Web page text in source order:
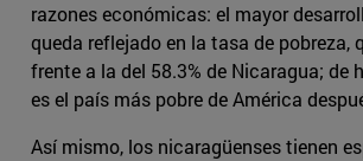
razones económicas: el mayor
queda reflejado en la tasa de pobreza,
frente a la del 58.3% de Nicaragua; de
es el país más pobre de América
Así mismo, los nicaragüenses tienen